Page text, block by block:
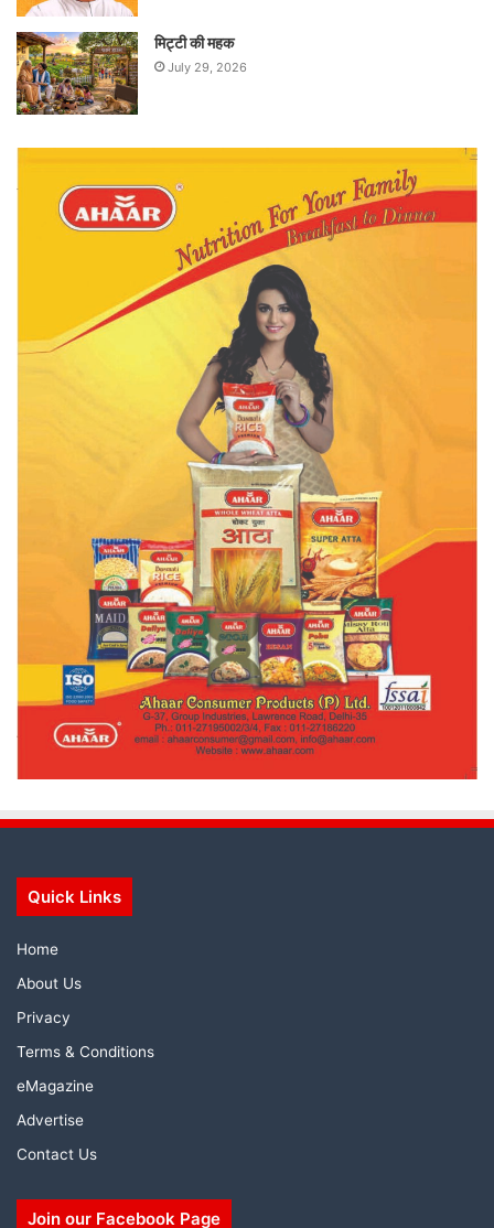
मिट्टी की महक
July 29, 2026
Quick Links
Home
About Us
Privacy
Terms & Conditions
eMagazine
Advertise
Contact Us
Join our Facebook Page